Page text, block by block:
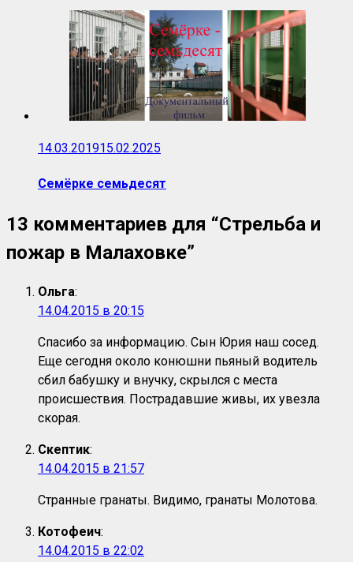
14.03.201915.02.2025
Семёрке семьдесят
13 комментариев для “Стрельба и
пожар в Малаховке”
Ольга:
14.04.2015 в 20:15
Спасибо за информацию. Сын Юрия наш сосед.
Еще сегодня около конюшни пьяный водитель
сбил бабушку и внучку, скрылся с места
происшествия. Пострадавшие живы, их увезла
скорая.
Скептик:
14.04.2015 в 21:57
Странные гранаты. Видимо, гранаты Молотова.
Котофеич:
14.04.2015 в 22:02